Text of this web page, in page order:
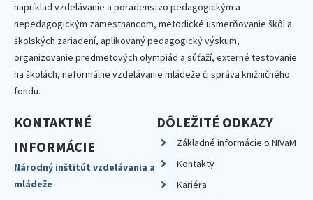
napríklad vzdelávanie a poradenstvo pedagogickým a
nepedagogickým zamestnancom, metodické usmerňovanie škôl a
školských zariadení, aplikovaný pedagogický výskum,
organizovanie predmetových olympiád a súťaží, externé testovanie
na školách, neformálne vzdelávanie mládeže či správa knižničného
fondu.
KONTAKTNÉ
INFORMÁCIE
Národný inštitút vzdelávania a
mládeže
DÔLEŽITÉ ODKAZY
Základné informácie o NIVaM
Kontakty
Kariéra